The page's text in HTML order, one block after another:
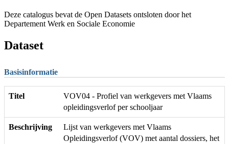
Deze catalogus bevat de Open Datasets ontsloten door het
Departement Werk en Sociale Economie
Dataset
Basisinformatie
Titel
VOV04 - Profiel van werkgevers met Vlaams
opleidingsverlof per schooljaar
Beschrijving
Lijst van werkgevers met Vlaams
Opleidingsverlof (VOV) met aantal dossiers, het